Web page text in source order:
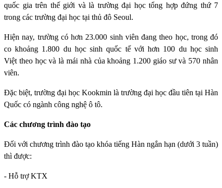
quốc gia trên thế giới và là trường đại học tổng hợp đứng thứ 7
trong các trường đại học tại thủ đô Seoul.
Hiện nay, trường có hơn 23.000 sinh viên đang theo học, trong đó
co khoảng 1.800 du học sinh quốc tế với hơn 100 du học sinh
Việt theo học và là mái nhà của khoảng 1.200 giáo sư và 570 nhân
viên.
Đặc biệt, trường đại học Kookmin là trường đại học đầu tiên tại Hàn
Quốc có ngành công nghệ ô tô.
Các chương trình đào tạo
Đối với chương trình đào tạo khóa tiếng Hàn ngắn hạn (dưới 3 tuần)
thì được:
- Hỗ trợ KTX